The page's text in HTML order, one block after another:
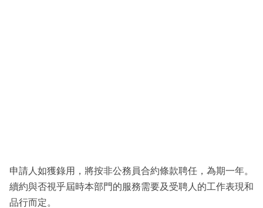
申請人如獲錄用，將按非公務員合約條款聘任，為期一年。
續約與否視乎屆時本部門的服務需要及受聘人的工作表現和
品行而定。